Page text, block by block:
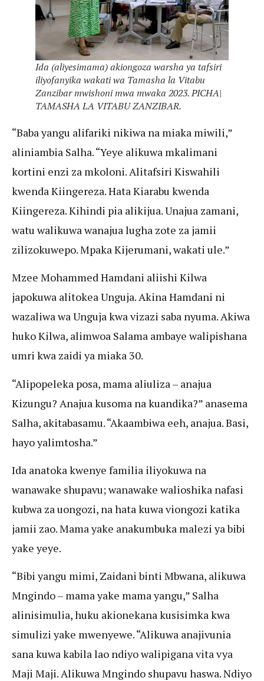
Ida (aliyesimama) akiongoza warsha ya tafsiri
iliyofanyika wakati wa Tamasha la Vitabu
Zanzibar mwishoni mwa mwaka 2023. PICHA|
TAMASHA LA VITABU ZANZIBAR.
“Baba yangu alifariki nikiwa na miaka miwili,”
aliniambia Salha. “Yeye alikuwa mkalimani
kortini enzi za mkoloni. Alitafsiri Kiswahili
kwenda Kiingereza. Hata Kiarabu kwenda
Kiingereza. Kihindi pia alikijua. Unajua zamani,
watu walikuwa wanajua lugha zote za jamii
zilizokuwepo. Mpaka Kijerumani, wakati ule.”
Mzee Mohammed Hamdani aliishi Kilwa
japokuwa alitokea Unguja. Akina Hamdani ni
wazaliwa wa Unguja kwa vizazi saba nyuma. Akiwa
huko Kilwa, alimwoa Salama ambaye walipishana
umri kwa zaidi ya miaka 30.
“Alipopeleka posa, mama aliuliza – anajua
Kizungu? Anajua kusoma na kuandika?” anasema
Salha, akitabasamu. “Akaambiwa eeh, anajua. Basi,
hayo yalimtosha.”
Ida anatoka kwenye familia iliyokuwa na
wanawake shupavu; wanawake walioshika nafasi
kubwa za uongozi, na hata kuwa viongozi katika
jamii zao. Mama yake anakumbuka malezi ya bibi
yake yeye.
“Bibi yangu mimi, Zaidani binti Mbwana, alikuwa
Mngindo – mama yake mama yangu,” Salha
alinisimulia, huku akionekana kusisimka kwa
simulizi yake mwenyewe. “Alikuwa anajivunia
sana kuwa kabila lao ndiyo walipigana vita vya
Maji Maji. Alikuwa Mngindo shupavu haswa. Ndiyo